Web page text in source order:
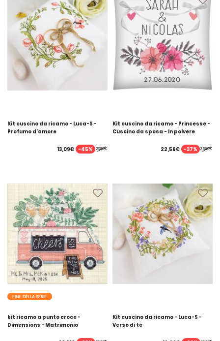
Kit cuscino da ricamo - Luca-S -
Profumo d'amore
23,80€
13,09€ -45%
Kit cuscino da ricamo - Princesse -
Cuscino da sposa - In polvere
35,80€
22,56€ -37%
FINE DELLA SERIE
kit ricamo a punto croce -
Dimensions - Matrimonio
Kit cuscino da ricamo - Luca-S -
Verso di te